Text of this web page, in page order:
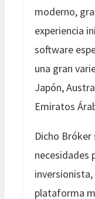
moderno,
experiencia
software
una gran
Japón,
Emiratos
Dicho
necesidades
inversionista,
plataforma